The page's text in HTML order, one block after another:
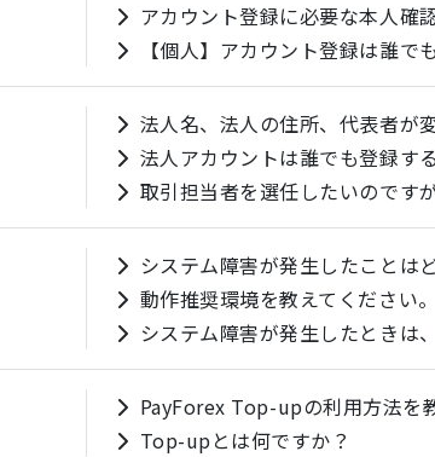
アカウント登録に必要な本人確
【個人】アカウント登録は誰で
法人名、法人の住所、代表者が
法人アカウントは誰でも登録す
取引担当者を選任したいのです
システム障害が発生したことは
動作推奨環境を教えてください。
システム障害が発生したときは
PayForex Top-upの利用方法を
Top-upとは何ですか？